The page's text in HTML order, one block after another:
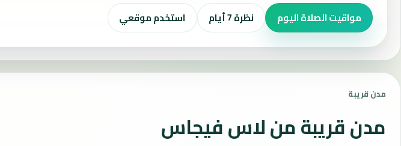
مواقيت الصلاة اليوم نظرة 7 أيام استخدم موقعي
مدن قريبة
مدن قريبة من لاس فيجاس